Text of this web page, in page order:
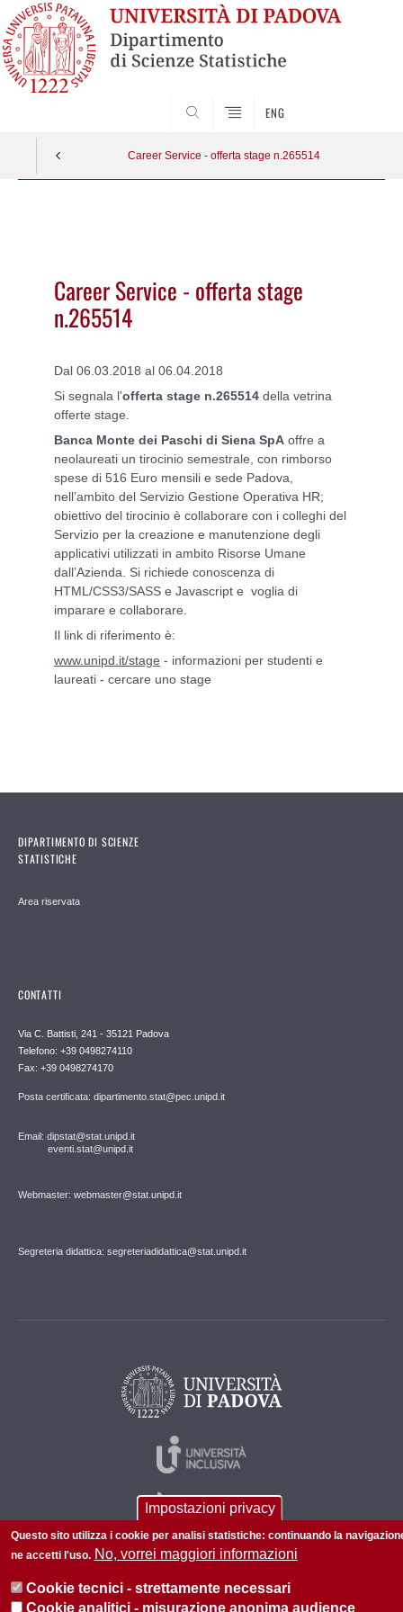
ENG
Career Service - offerta stage n.265514
Career Service - offerta stage
n.265514
Dal 06.03.2018 al 06.04.2018
Si segnala l'offerta stage n.265514 della vetrina
offerte stage.
Banca Monte dei Paschi di Siena SpA offre a
neolaureati un tirocinio semestrale, con rimborso
spese di 516 Euro mensili e sede Padova,
nell’ambito del Servizio Gestione Operativa HR;
obiettivo del tirocinio è collaborare con i colleghi del
Servizio per la creazione e manutenzione degli
applicativi utilizzati in ambito Risorse Umane
dall’Azienda. Si richiede conoscenza di
HTML/CSS3/SASS e Javascript e voglia di
imparare e collaborare.
Il link di riferimento è:
www.unipd.it/stage - informazioni per studenti e
laureati - cercare uno stage
DIPARTIMENTO DI SCIENZE
STATISTICHE
Area riservata
CONTATTI
Via C. Battisti, 241 - 35121 Padova
Telefono: +39 0498274110
Fax: +39 0498274170
Posta certificata: dipartimento.stat@pec.unipd.it
Email: dipstat@stat.unipd.it
eventi.stat@unipd.it
Webmaster: webmaster@stat.unipd.it
Segreteria didattica: segreteriadidattica@stat.unipd.it
© 2026 Università di Padova - Tutti i diritti riservati
Impostazioni privacy
Questo sito utilizza i cookie per analisi statistiche: continuando la
ne accetti l'uso. No, vorrei maggiori informazioni
Cookie tecnici - strettamente necessari
Cookie analitici - misurazione anonima audience